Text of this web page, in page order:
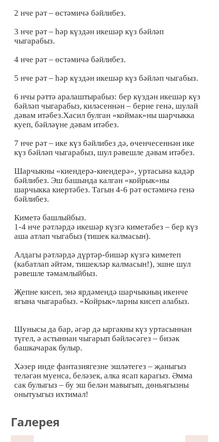
2 нче рәт – өстәмичә бәйлибез.
3 нче рәт – һәр күздән икешәр күз бәйләп
чыгарабыз.
4 нче рәт – өстәмичә бәйлибез.
5 нче рәт – һәр күздән икешәр күз бәйләп чыгабыз.
6 нчы рәттә аралаштырабыз: бер күздән икешәр күз
бәйләп чыгарабыз, киләсеннән – берне генә, шулай
дәвам итәбез.Хасил булган «коймак»ны шарчыкка
куеп, бәйләүне дәвам итәбез.
7 нче рәт – ике күз бәйлибез дә, өченчесеннән ике
күз бәйләп чыгарабыз, шул рәвешле дәвам итәбез.
Шарчыкны «киендерә-киендерә», уртасына кадәр
бәйлибез. Эш башында калган «койрык»ны
шарчыкка киертәбез. Тагын 4-6 рәт өстәмичә генә
бәйлибез.
Киметә башлыйбыз.
1-4 нче рәтләрдә икешәр күзгә киметәбез – бер күз
аша атлап чыгабыз (тишек калмасын).
Алдагы рәтләрдә дүртәр-бишәр күзгә киметеп
(кабатлап әйтәм, тишекләр калмасын!), эшне шул
рәвешле тәмамлыйбыз.
Җепне кисеп, энә ярдәмендә шарчыкның икенче
ягына чыгарабыз. «Койрык»ларны кисеп алабыз.
Шунысы да бар, әгәр дә ыргакны күз уртасыннан
түгел, ә астыннан чыгарып бәйләсәгез – бизәк
башкачарак булыр.
Хәзер инде фантазиягезне эшләтегез – җаныгыз
теләгән муенса, беләзек, алка ясап карагыз. Әмма
сак булыгыз – бу эш белән мавыгып, дөньягызны
онытуыгыз ихтимал!
Галерея